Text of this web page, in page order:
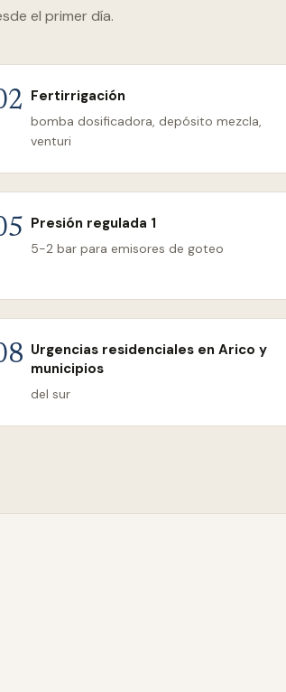
el primer día.
Fertirrigación
bomba dosificadora, depósito mezcla,
venturi
Presión regulada 1
5-2 bar para emisores de goteo
Urgencias residenciales en Arico y
municipios
del sur